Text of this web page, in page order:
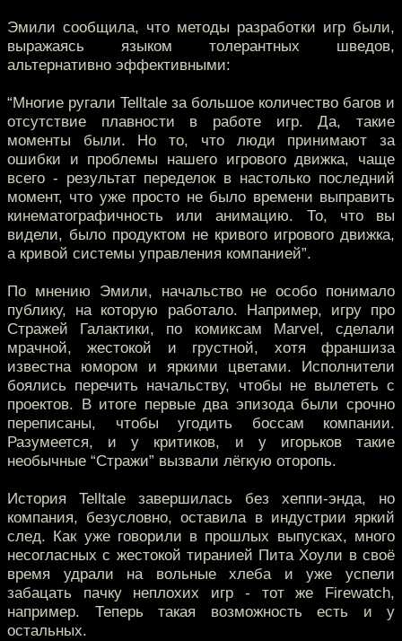
Эмили сообщила, что методы разработки игр были,
выражаясь языком толерантных шведов,
альтернативно эффективными:
“Многие ругали Telltale за большое количество багов и
отсутствие плавности в работе игр. Да, такие
моменты были. Но то, что люди принимают за
ошибки и проблемы нашего игрового движка, чаще
всего - результат переделок в настолько последний
момент, что уже просто не было времени выправить
кинематографичность или анимацию. То, что вы
видели, было продуктом не кривого игрового движка,
а кривой системы управления компанией”.
По мнению Эмили, начальство не особо понимало
публику, на которую работало. Например, игру про
Стражей Галактики, по комиксам Marvel, сделали
мрачной, жестокой и грустной, хотя франшиза
известна юмором и яркими цветами. Исполнители
боялись перечить начальству, чтобы не вылететь с
проектов. В итоге первые два эпизода были срочно
переписаны, чтобы угодить боссам компании.
Разумеется, и у критиков, и у игорьков такие
необычные “Стражи” вызвали лёгкую оторопь.
История Telltale завершилась без хеппи-энда, но
компания, безусловно, оставила в индустрии яркий
след. Как уже говорили в прошлых выпусках, много
несогласных c жестокой тиранией Пита Хоули в своё
время удрали на вольные хлеба и уже успели
забацать пачку неплохих игр - тот же Firewatch,
например. Теперь такая возможность есть и у
остальных.